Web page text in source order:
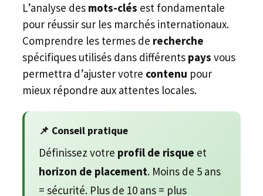
L’analyse des mots-clés est fondamentale
pour réussir sur les marchés internationaux.
Comprendre les termes de recherche
spécifiques utilisés dans différents pays vous
permettra d’ajuster votre contenu pour
mieux répondre aux attentes locales.
📌 Conseil pratique
Définissez votre profil de risque et
horizon de placement. Moins de 5 ans
= sécurité. Plus de 10 ans = plus